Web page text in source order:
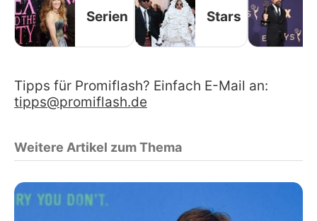
Serien Stars
Tipps für Promiflash? Einfach E-Mail an:
tipps@promiflash.de
Weitere Artikel zum Thema